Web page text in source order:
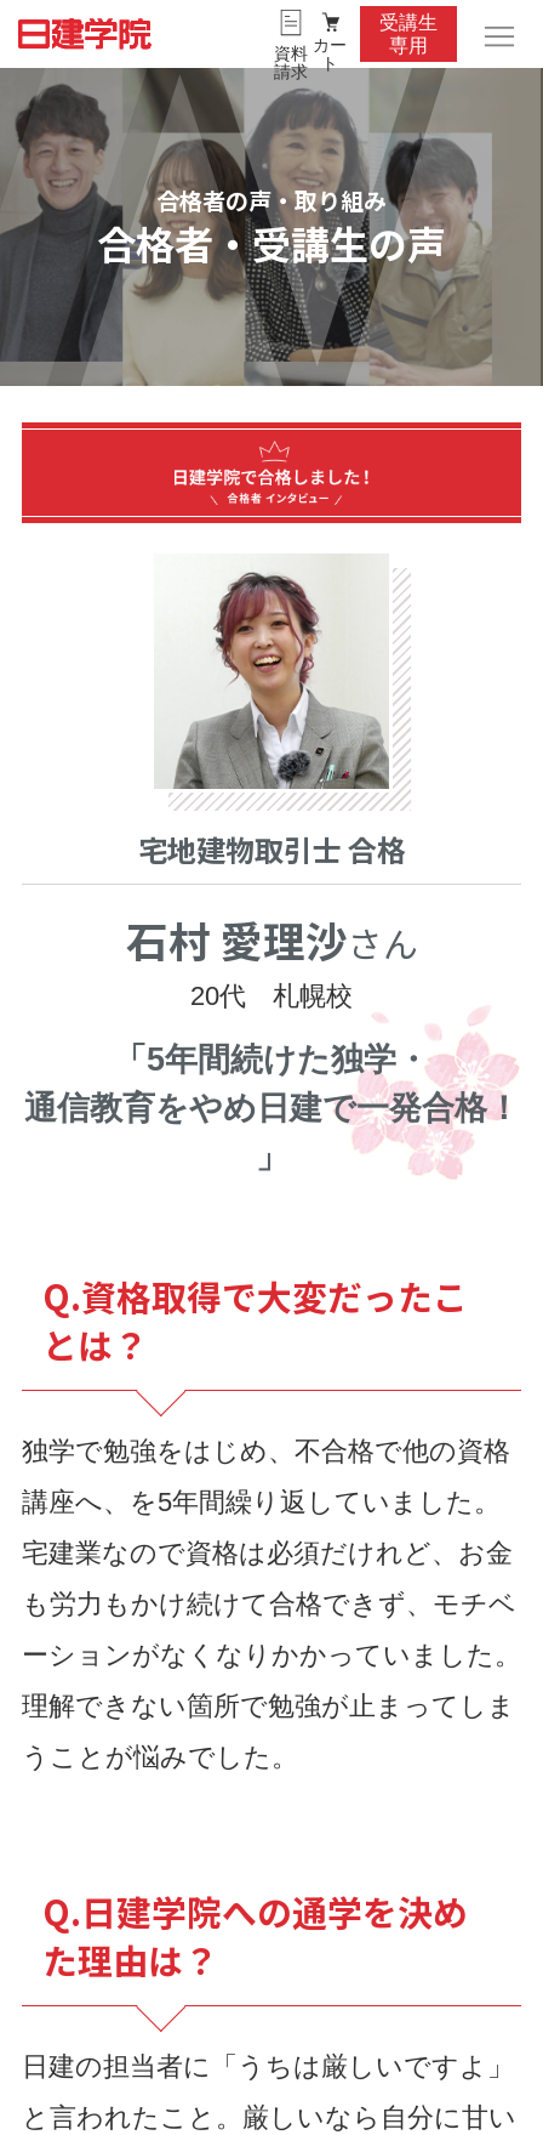
資料
請求
カー
ト
受講生
専用
合格者の声・取り組み
合格者・受講生の声
宅地建物取引士 合格
石村 愛理沙さん
20代 札幌校
「5年間続けた独学・
通信教育をやめ日建で一発合格！
」
Q.資格取得で大変だったこ
とは？
独学で勉強をはじめ、不合格で他の資格
講座へ、を5年間繰り返していました。
宅建業なので資格は必須だけれど、お金
も労力もかけ続けて合格できず、モチベ
ーションがなくなりかかっていました。
理解できない箇所で勉強が止まってしま
うことが悩みでした。
Q.日建学院への通学を決め
た理由は？
日建の担当者に「うちは厳しいですよ」
と言われたこと。厳しいなら自分に甘い